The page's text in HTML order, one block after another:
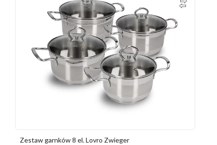
Zestaw garnków 8 el. Lovro Zwieger